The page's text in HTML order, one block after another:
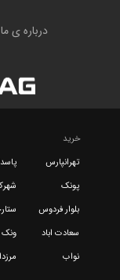
درباره ی ما
خرید
تهرانپارس
پونک
بلوار فردوس
سعادت اباد
ونک
نواب